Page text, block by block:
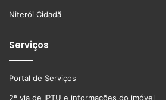
Niterói Cidadã
Serviços
Portal de Serviços
2ª via de IPTU e informações do imóvel